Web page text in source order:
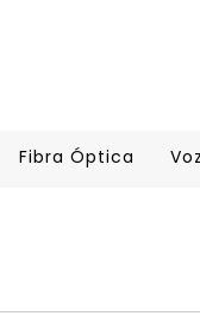
Fibra Óptica Voz